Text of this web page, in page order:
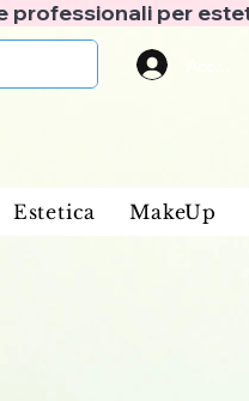
Estetica MakeUp